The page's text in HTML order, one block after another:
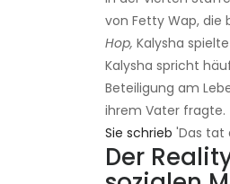
von Fetty Wap, die
Hop, Kalysha
Kalysha spricht
Beteiligung am
ihrem Vater fragte.
Sie schrieb 'Das tat
Der